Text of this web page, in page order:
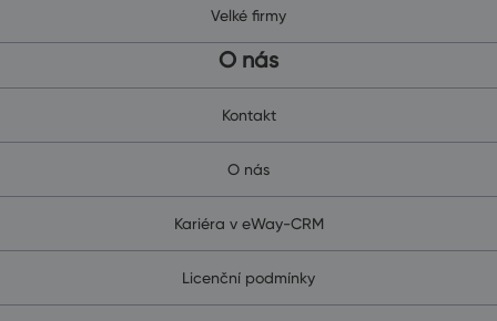
Velké firmy
O nás
Kontakt
O nás
Kariéra v eWay-CRM
Licenční podmínky